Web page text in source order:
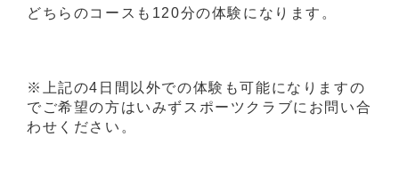
どちらのコースも120分の体験になります。
※上記の4日間以外での体験も可能になりますの
でご希望の方はいみずスポーツクラブにお問い合
わせください。